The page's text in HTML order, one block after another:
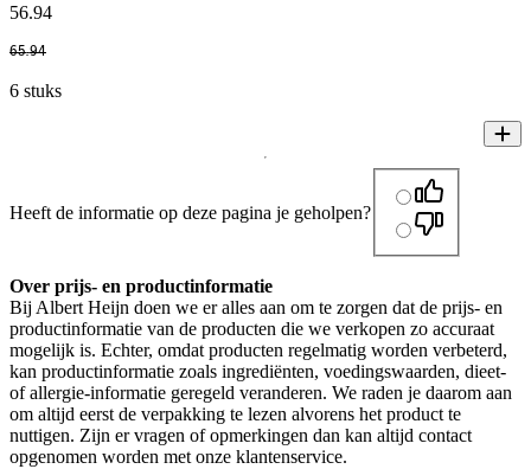
56.94
65.94
6 stuks
Heeft de informatie op deze pagina je geholpen?
Over prijs- en productinformatie
Bij Albert Heijn doen we er alles aan om te zorgen dat de prijs- en
productinformatie van de producten die we verkopen zo accuraat
mogelijk is. Echter, omdat producten regelmatig worden verbeterd,
kan productinformatie zoals ingrediënten, voedingswaarden, dieet-
of allergie-informatie geregeld veranderen. We raden je daarom aan
om altijd eerst de verpakking te lezen alvorens het product te
nuttigen. Zijn er vragen of opmerkingen dan kan altijd contact
opgenomen worden met onze klantenservice.